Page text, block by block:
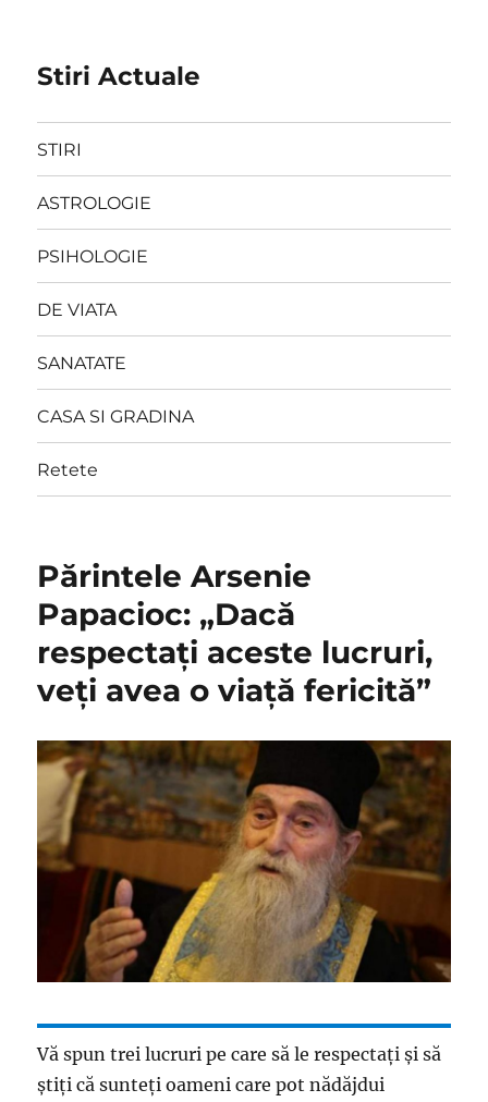
Stiri Actuale
STIRI
ASTROLOGIE
PSIHOLOGIE
DE VIATA
SANATATE
CASA SI GRADINA
Retete
Părintele Arsenie
Papacioc: „Dacă
respectați aceste lucruri,
veți avea o viață fericită”
Vă spun trei lucruri pe care să le respectați și să
știți că sunteți oameni care pot nădăjdui